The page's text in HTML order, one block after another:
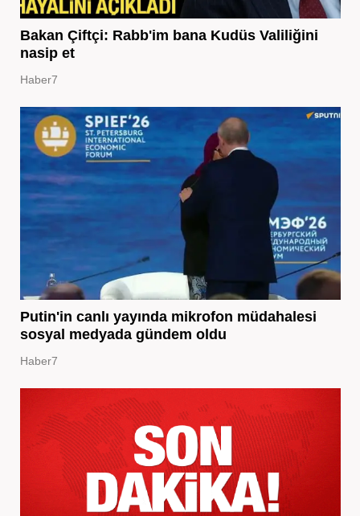
Bakan Çiftçi: Rabb'im bana Kudüs Valiliğini
nasip et
Haber7
Putin'in canlı yayında mikrofon müdahalesi
sosyal medyada gündem oldu
Haber7